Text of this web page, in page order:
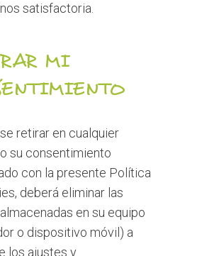
satisfactoria.
MI
retirar en cualquier
su consentimiento
con la presente Política
deberá eliminar las
en su equipo
o dispositivo móvil) a
los ajustes y